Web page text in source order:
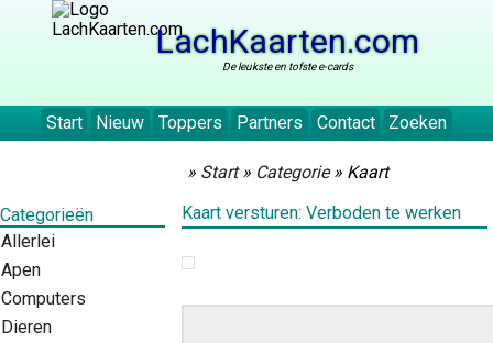
LachKaarten.com
De leukste en tofste e-cards
Start Nieuw Toppers Partners Contact Zoeken
Categorieën
Allerlei
Apen
Computers
Dieren
» Start» Categorie» Kaart
Kaart versturen: Verboden te werken